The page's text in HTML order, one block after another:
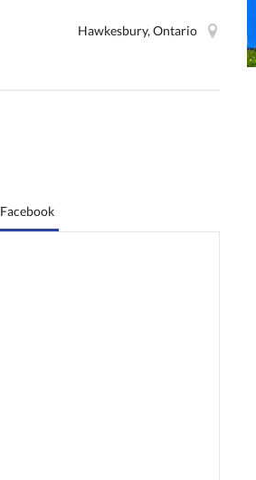
Hawkesbury, Ontario
Facebook